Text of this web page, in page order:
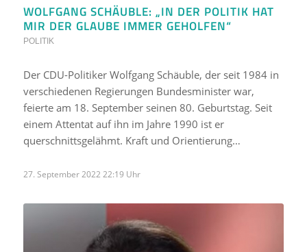
WOLFGANG SCHÄUBLE: „IN DER POLITIK HAT
MIR DER GLAUBE IMMER GEHOLFEN“
POLITIK
Der CDU-Politiker Wolfgang Schäuble, der seit 1984 in
verschiedenen Regierungen Bundesminister war,
feierte am 18. September seinen 80. Geburtstag. Seit
einem Attentat auf ihn im Jahre 1990 ist er
querschnittsgelähmt. Kraft und Orientierung…
27. September 2022 22:19 Uhr